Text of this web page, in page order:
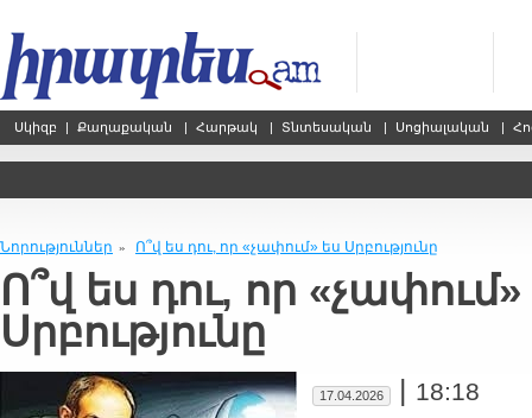
Սկիզբ | Քաղաքական | Հարթակ | Տնտեսական | Սոցիալական |
Նորություններ » Ո՞վ ես դու, որ «չափում» ես Սրբությունը
Ո՞վ ես դու, որ «չափում»
Սրբությունը
17.04.2026 18:18